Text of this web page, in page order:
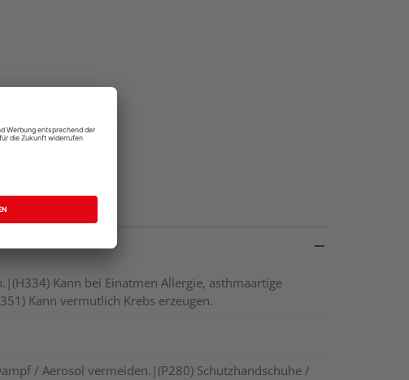
Kann bei Einatmen Allergie, asthmaartige
Kann vermutlich Krebs erzeugen.
/ Aerosol vermeiden.|(P280) Schutzhandschuhe /